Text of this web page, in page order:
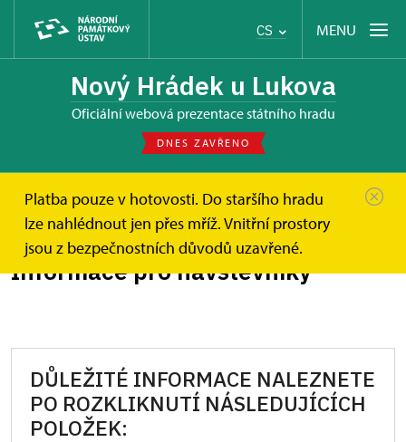
CS MENU
Nový Hrádek u Lukova
oficiální webová prezentace státního hradu
DNES ZAVŘENO
Platba pouze v hotovosti. Do staršího hradu
lze nahlédnout jen přes mříž. Vnitřní prostory
jsou z bezpečnostních důvodů uzavřené.
Nový Hrádek u Lukova Informace pro návštěvníky
Informace pro návštěvníky
DŮLEŽITÉ INFORMACE NALEZNETE
PO ROZKLIKNUTÍ NÁSLEDUJÍCÍCH
POLOŽEK: